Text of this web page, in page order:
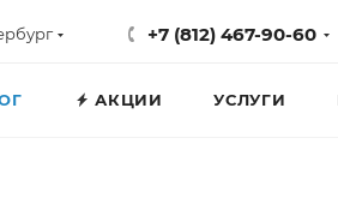
+7 (812) 467-90-60
АКЦИИ УСЛУГИ